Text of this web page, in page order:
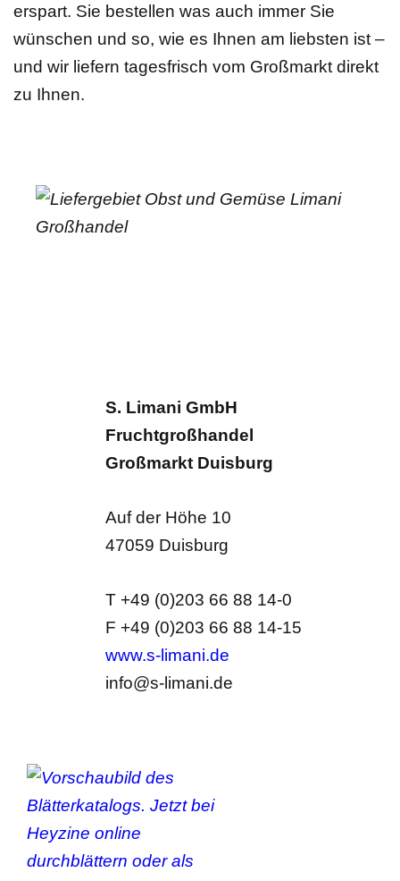
erspart. Sie bestellen was auch immer Sie
wünschen und so, wie es Ihnen am liebsten ist –
und wir liefern tagesfrisch vom Großmarkt direkt
zu Ihnen.
S. Limani GmbH
Fruchtgroßhandel
Großmarkt Duisburg
Auf der Höhe 10
47059 Duisburg
T +49 (0)203 66 88 14-0
F +49 (0)203 66 88 14-15
www.s-limani.de
info@s-limani.de